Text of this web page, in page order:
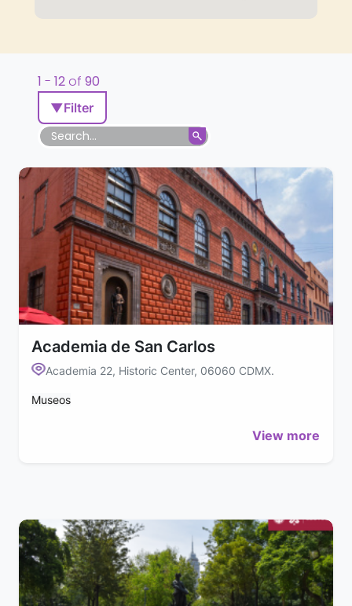
1 - 12 of 90
▼Filter
Academia de San Carlos
Academia 22, Historic Center, 06060 CDMX.
Museos
View more